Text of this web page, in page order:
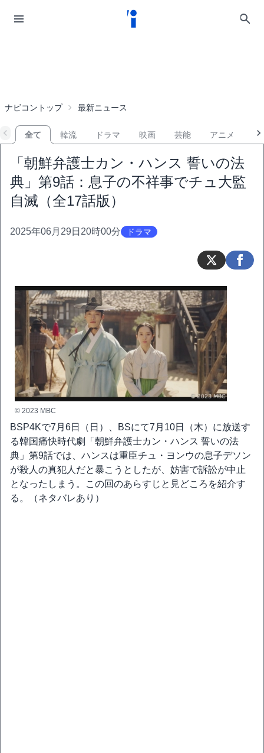
ナビコントップ 最新ニュース
全て 韓流 ドラマ 映画 芸能 アニメ
「朝鮮弁護士カン・ハンス 誓いの法
典」第9話：息子の不祥事でチュ大監
自滅（全17話版）
2025年06月29日20時00分 ドラマ
© 2023 MBC
BSP4Kで7月6日（日）、BSにて7月10日（木）に放送す
る韓国痛快時代劇「朝鮮弁護士カン・ハンス 誓いの法
典」第9話では、ハンスは重臣チュ・ヨンウの息子デソン
が殺人の真犯人だと暴こうとしたが、妨害で訴訟が中止
となったしまう。この回のあらすじと見どころを紹介す
る。（ネタバレあり）